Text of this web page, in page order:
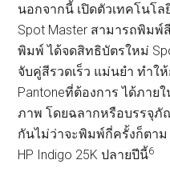
นอกจากนี้ เปิดตัวเทคโนโ
Spot Master สามารถพิมพ์
พิมพ์ ได้จดสิทธิบัตรใหม่
จับคู่สีรวดเร็ว แม่นยำ ทำ
Pantoneที่ต้องการ ได้ภาย
ภาพ โดยฉลากหรือบรรจุ
กันไม่ว่าจะพิมพ์กี่ครั้งก็ตาม
HP Indigo 25K ปลายปีนี้6